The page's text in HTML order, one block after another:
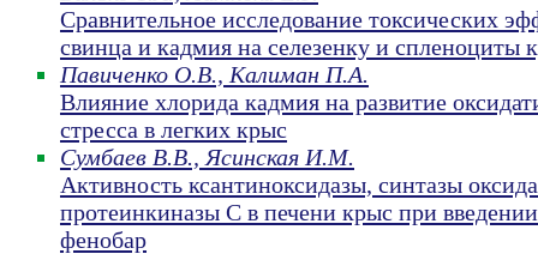
Сравнительное исследование токсических
свинца и кадмия на селезенку и спленоциты
Павиченко О.В., Калиман П.А.
Влияние хлорида кадмия на развитие
стресса в легких крыс
Сумбаев В.В., Ясинская И.М.
Активность ксантиноксидазы, синтазы
протеинкиназы С в печени крыс при введении
фенобар